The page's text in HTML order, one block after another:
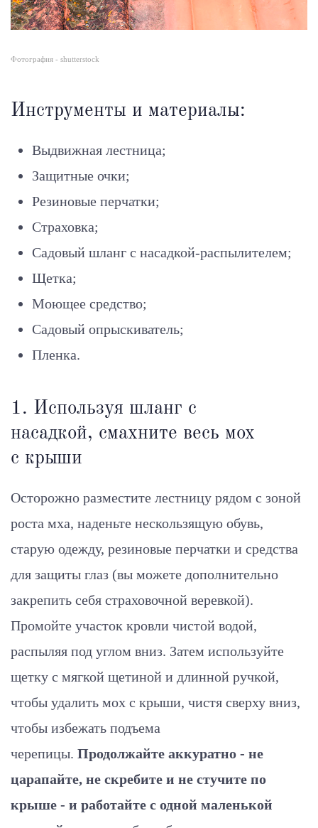
Фотография - shutterstock
Инструменты и материалы:
Выдвижная лестница;
Защитные очки;
Резиновые перчатки;
Страховка;
Садовый шланг c насадкой-распылителем;
Щетка;
Моющее средство;
Садовый опрыскиватель;
Пленка.
1. Используя шланг с
насадкой, смахните весь мох
с крыши
Осторожно разместите лестницу рядом с зоной
роста мха, наденьте нескользящую обувь,
старую одежду, резиновые перчатки и средства
для защиты глаз (вы можете дополнительно
закрепить себя страховочной веревкой).
Промойте участок кровли чистой водой,
распыляя под углом вниз. Затем используйте
щетку с мягкой щетиной и длинной ручкой,
чтобы удалить мох с крыши, чистя сверху вниз,
чтобы избежать подъема
черепицы. Продолжайте аккуратно - не
царапайте, не скребите и не стучите по
крыше - и работайте с одной маленькой